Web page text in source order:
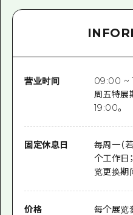
营业时间
09:00 ~
周五特展
19:00。
固定休息日
每周一（
个工作日
览更换期
价格
每个展览